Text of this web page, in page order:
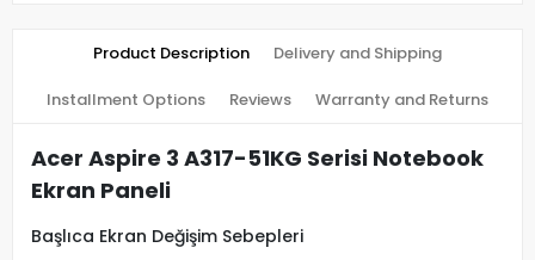
Product Description Delivery and Shipping
Installment Options Reviews Warranty and Returns
Acer Aspire 3 A317-51KG Serisi Notebook
Ekran Paneli
Başlıca Ekran Değişim Sebepleri